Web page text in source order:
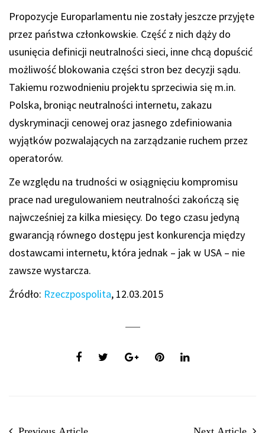
Propozycje Europarlamentu nie zostały jeszcze przyjęte
przez państwa członkowskie. Część z nich dąży do
usunięcia definicji neutralności sieci, inne chcą dopuścić
możliwość blokowania części stron bez decyzji sądu.
Takiemu rozwodnieniu projektu sprzeciwia się m.in.
Polska, broniąc neutralności internetu, zakazu
dyskryminacji cenowej oraz jasnego zdefiniowania
wyjątków pozwalających na zarządzanie ruchem przez
operatorów.
Ze względu na trudności w osiągnięciu kompromisu
prace nad uregulowaniem neutralności zakończą się
najwcześniej za kilka miesięcy. Do tego czasu jedyną
gwarancją równego dostępu jest konkurencja między
dostawcami internetu, która jednak – jak w USA – nie
zawsze wystarcza.
Źródło: Rzeczpospolita, 12.03.2015